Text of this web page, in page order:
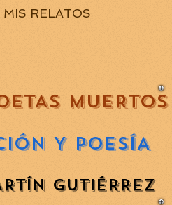
MUERTOS
Y POESÍA
GUTIÉRREZ
MIS RELATOS